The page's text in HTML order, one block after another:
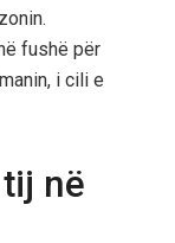
fushë për
i cili e
në